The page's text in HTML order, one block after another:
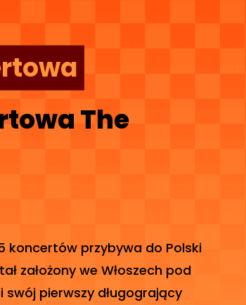
The
koncertów przybywa do Polski
założony we Włoszech pod
swój pierwszy długogrający